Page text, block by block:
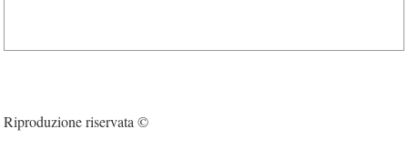
Riproduzione riservata ©